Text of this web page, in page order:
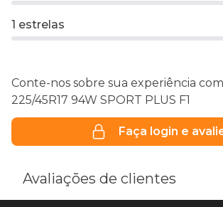
1 estrelas
Conte-nos sobre sua experiência com
225/45R17 94W SPORT PLUS F1
Faça login e
Avaliações de clientes